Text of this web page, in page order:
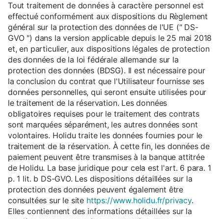
Tout traitement de données à caractère personnel est
effectué conformément aux dispositions du Règlement
général sur la protection des données de l'UE (" DS-
GVO ") dans la version applicable depuis le 25 mai 2018
et, en particulier, aux dispositions légales de protection
des données de la loi fédérale allemande sur la
protection des données (BDSG). Il est nécessaire pour
la conclusion du contrat que l'Utilisateur fournisse ses
données personnelles, qui seront ensuite utilisées pour
le traitement de la réservation. Les données
obligatoires requises pour le traitement des contrats
sont marquées séparément, les autres données sont
volontaires. Holidu traite les données fournies pour le
traitement de la réservation. À cette fin, les données de
paiement peuvent être transmises à la banque attitrée
de Holidu. La base juridique pour cela est l'art. 6 para. 1
p. 1 lit. b DS-GVO. Les dispositions détaillées sur la
protection des données peuvent également être
consultées sur le site https://www.holidu.fr/privacy.
Elles contiennent des informations détaillées sur la